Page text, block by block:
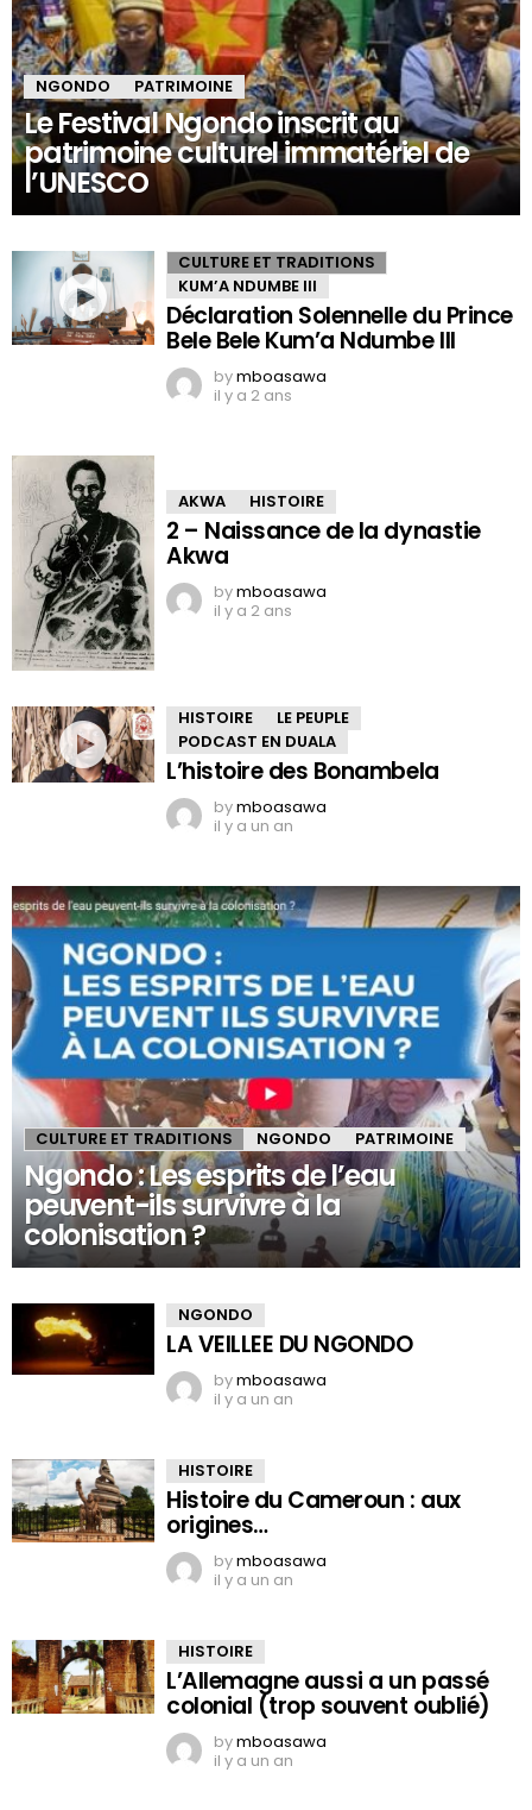
NGONDO PATRIMOINE
Le Festival Ngondo inscrit au
patrimoine culturel immatériel de
l’UNESCO
CULTURE ET TRADITIONS
KUM’A NDUMBE III
Déclaration Solennelle du Prince
Bele Bele Kum’a Ndumbe III
bymboasawa
il y a 2 ans
AKWA HISTOIRE
2 – Naissance de la dynastie
Akwa
bymboasawa
il y a 2 ans
HISTOIRE
LE PEUPLE
PODCAST EN DUALA
L’histoire des Bonambela
bymboasawa
il y a un an
CULTURE ET TRADITIONS NGONDO PATRIMOINE
Ngondo : Les esprits de l’eau
peuvent-ils survivre à la
colonisation ?
NGONDO
LA VEILLEE DU NGONDO
bymboasawa
il y a un an
HISTOIRE
Histoire du Cameroun : aux
origines…
bymboasawa
il y a un an
HISTOIRE
L’Allemagne aussi a un passé
colonial (trop souvent oublié)
bymboasawa
il y a un an